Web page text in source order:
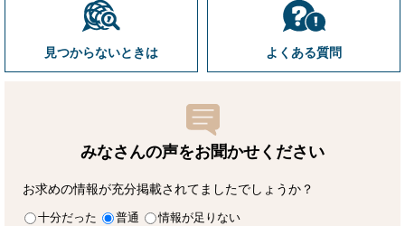
見つからないときは よくある質問
みなさんの声をお聞かせ ください
お求めの情報が充分掲載されてましたでしょうか？
十分だった 普通 情報が足りない